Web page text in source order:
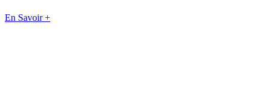
En Savoir +